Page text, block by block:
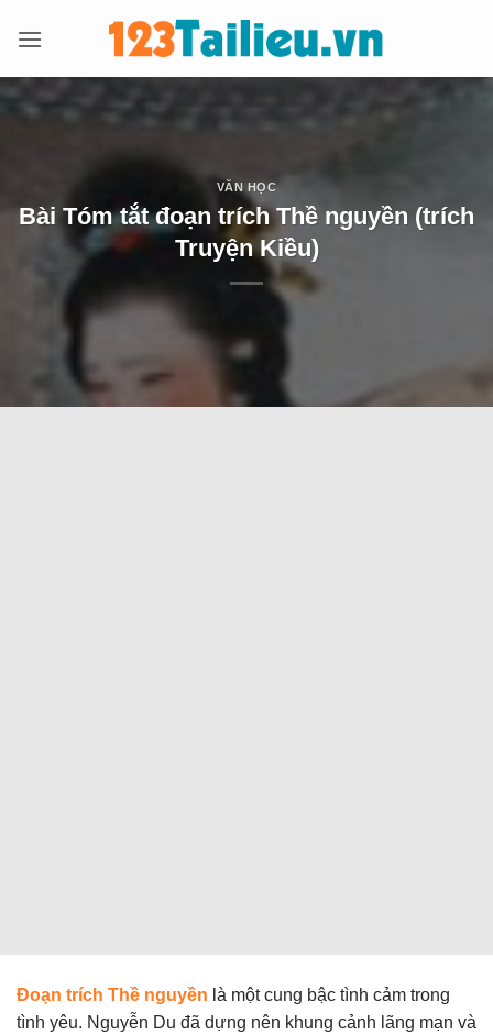
qua
dung
VĂN HỌC
Bài Tóm tắt đoạn trích Thề nguyền (trích
Truyện Kiều)
Đoạn trích Thề nguyền là một cung bậc tình cảm trong
tình yêu. Nguyễn Du đã dựng nên khung cảnh lãng mạn và